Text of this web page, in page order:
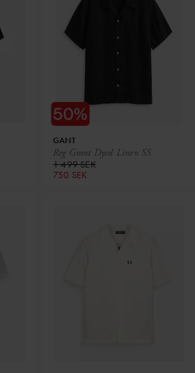
Reg Gmnt Dyed Linen SS
GANT
1 499 SEK
750 SEK